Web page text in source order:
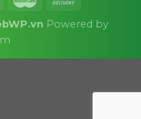
Powered by